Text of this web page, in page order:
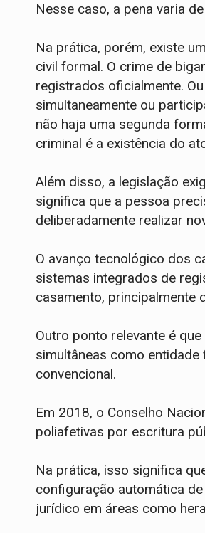
Nesse caso, a pena varia
Na prática, porém, existe
civil formal. O crime de
registrados oficialmente.
simultaneamente ou
não haja uma segunda
criminal é a existência do
Além disso, a legislação
significa que a pessoa
deliberadamente realizar
O avanço tecnológico dos
sistemas integrados de
casamento, principalmente
Outro ponto relevante é
simultâneas como
convencional.
Em 2018, o Conselho
poliafetivas por escritura
Na prática, isso significa
configuração automática
jurídico em áreas como